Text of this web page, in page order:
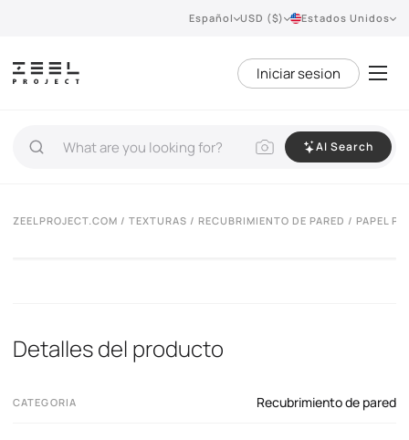
Español USD ($) Estados Unidos
Iniciar sesion
AI Search
ZEELPROJECT.COM / TEXTURAS / RECUBRIMIENTO DE PARED / PAPEL
Detalles del producto
CATEGORIA Recubrimiento de pared